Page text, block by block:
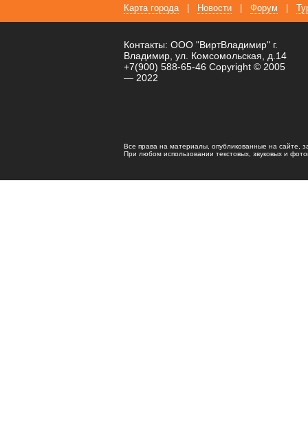
Карта города Новости Форум
Контакты: ООО "ВиртВладимир" г.
Владимир, ул. Комсомольская, д.14
+7(900) 588-65-46 Copyright © 2005
— 2022
Все права на материалы, опубликованные на сайте,
При любом использовании текстовых, звуковых и